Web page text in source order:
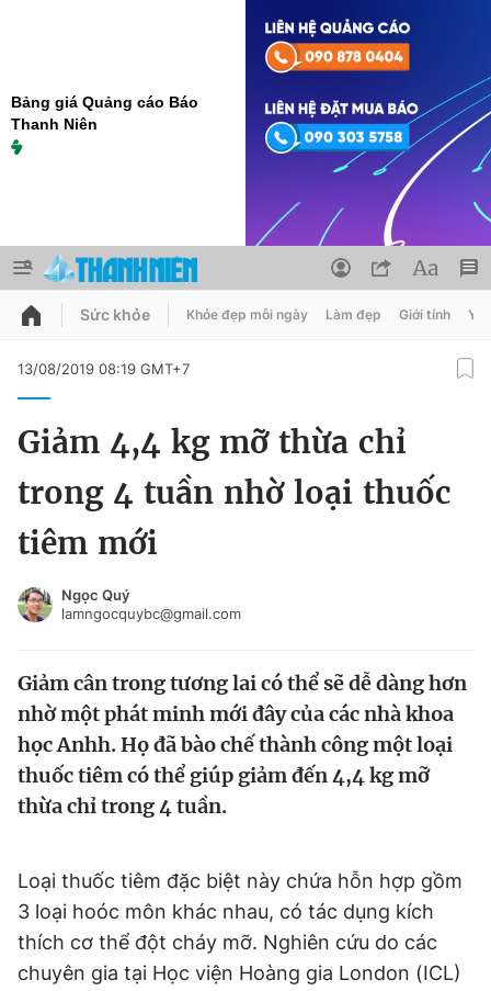
Bảng giá Quảng cáo Báo
Thanh Niên
QUẢNG CÁO ĐẶT BÁO
Chuyên mục khác
Video Magazine
Sản phẩm khác
Thông tin tòa soạn Liên hệ quảng cáo
Đổi mật khẩu
Tin đã lưu
Tin đã xem
Đăng xuất
Sức khỏe Khỏe đẹp mỗi ngày Làm đẹp Giới tính Y
13/08/2019 08:19 GMT+7
Giảm 4,4 kg mỡ thừa chỉ
trong 4 tuần nhờ loại thuốc
tiêm mới
Ngọc Quý
lamngocquybc@gmail.com
Giảm cân trong tương lai có thể sẽ dễ dàng hơn
nhờ một phát minh mới đây của các nhà khoa
học Anhh. Họ đã bào chế thành công một loại
thuốc tiêm có thể giúp giảm đến 4,4 kg mỡ
thừa chỉ trong 4 tuần.
Loại thuốc tiêm đặc biệt này chứa hỗn hợp gồm
3 loại hoóc môn khác nhau, có tác dụng kích
thích cơ thể đột cháy mỡ. Nghiên cứu do các
chuyên gia tại Học viện Hoàng gia London (ICL)